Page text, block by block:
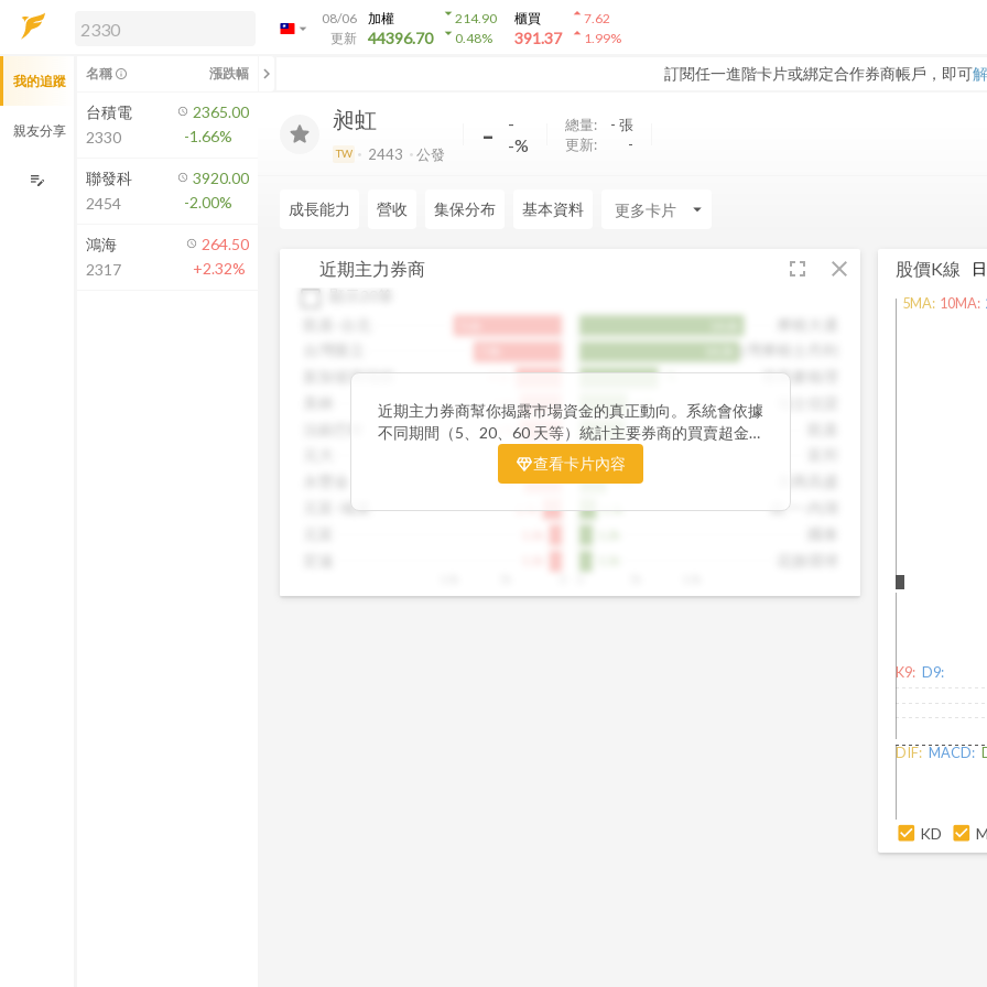
arrow_drop_down
08/06
更新
加權
44396.70
arrow_drop_down214.90
arrow_drop_down0.48%
櫃買
391.37
arrow_drop_up7.62
arrow_drop_up1.99%
訂閱任一進階卡片或綁定合作券商帳戶，即可
解鎖即時行情及進階功能
方案」，即可解鎖以下功能：
即時行情
即時市況與排行
成交金額熱力圖
前往方案訂閱
如何綁定合作券商
昶虹
TW 2443 公發 -
-
-%
總量: - 張
更新:
-
成長能力 營收 集保分布 基本資料 arrow_drop_down
近期主力券商 fullscreen close
新加坡商瑞銀
元富-城東
4.1k
3.8k
3.7k
3.4k
1.7k
港商麥格理
統一-內湖
7k
4.3k
4.1k
3.2k
2.4k
1.5k
近期主力券商幫你揭露市場資金的真正動向。系統會依據
不同期間（5、20、60 天等）統計主要券商的買賣超金
額，讓你一眼看出哪些券商正在積極買進、哪些在出脫持
股。透過觀察主力券商的佈局變化，你能判斷資金是否正
合想追蹤主力動向、掌握短線資金流向的投資人，幫你看
見一般投資者看不見的關鍵訊號。
查看卡片內容
股價K線
5MA: 10MA:
K9: D9:
DIF: MACD:
KD
我的追蹤
親友分享
edit_note
名稱 info_outline 漲跌幅 chevron_left
台積電
2330
2365.00
-1.66%
聯發科
2454
3920.00
-2.00%
鴻海
2317
264.50
+2.32%